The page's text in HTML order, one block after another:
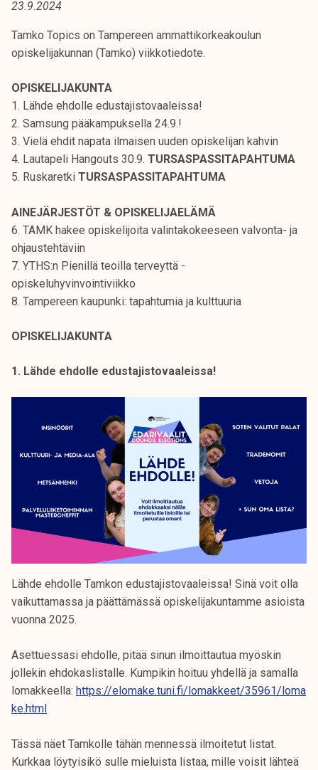
t
i
r
k
e
a
k
o
u
o
i
k
l
j
23.9.2024
Tamko Topics on Tampereen ammattikorkeakoulun
opiskelijakunnan (Tamko) viikkotiedote.
OPISKELIJAKUNTA
1. Lähde ehdolle edustajistovaaleissa!
2. Samsung pääkampuksella 24.9.!
3. Vielä ehdit napata ilmaisen uuden opiskelijan kahvin
4. Lautapeli Hangouts 30.9. TURSASPASSITAPAHTUMA
5. Ruskaretki TURSASPASSITAPAHTUMA
AINEJÄRJESTÖT & OPISKELIJAELÄMÄ
6. TAMK hakee opiskelijoita valintakokeeseen valvonta- ja
ohjaustehtäviin
7. YTHS:n Pienillä teoilla terveyttä -
opiskeluhyvinvointiviikko
8. Tampereen kaupunki: tapahtumia ja kulttuuria
OPISKELIJAKUNTA
1. Lähde ehdolle edustajistovaaleissa!
Lähde ehdolle Tamkon edustajistovaaleissa! Sinä voit olla
vaikuttamassa ja päättämässä opiskelijakuntamme asioista
vuonna 2025.
Asettuessasi ehdolle, pitää sinun ilmoittautua myöskin
jollekin ehdokaslistalle. Kumpikin hoituu yhdellä ja samalla
lomakkeella: https://elomake.tuni.fi/lomakkeet/35961/loma
ke.html
Tässä näet Tamkolle tähän mennessä ilmoitetut listat.
Kurkkaa löytyisikö sulle mieluista listaa, mille voisit lähteä